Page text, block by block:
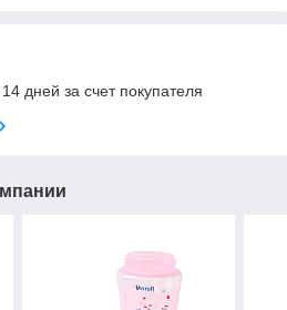
дней за счет покупателя